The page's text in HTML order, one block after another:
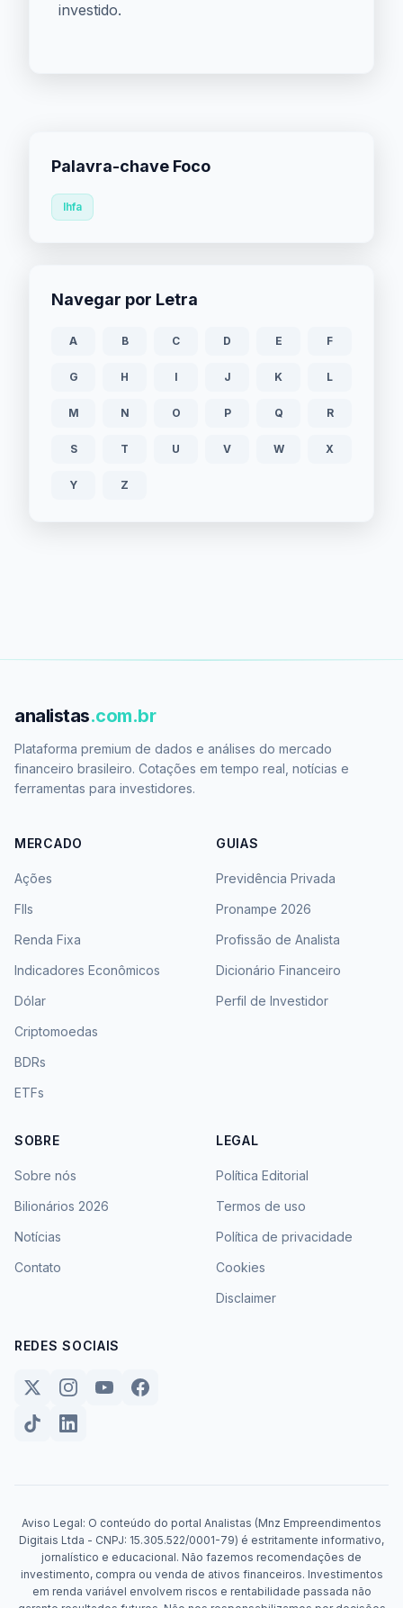
investido.
Palavra-chave Foco
Ihfa
Navegar por Letra
A B C D E F
G H I J K L
M N O P Q R
S T U V W X
Y Z
analistas.com.br
Plataforma premium de dados e análises do mercado
financeiro brasileiro. Cotações em tempo real, notícias e
ferramentas para investidores.
MERCADO
Ações
FIIs
Renda Fixa
Indicadores Econômicos
Dólar
Criptomoedas
BDRs
ETFs
GUIAS
Previdência Privada
Pronampe 2026
Profissão de Analista
Dicionário Financeiro
Perfil de Investidor
SOBRE
Sobre nós
Bilionários 2026
Notícias
Contato
LEGAL
Política Editorial
Termos de uso
Política de privacidade
Cookies
Disclaimer
REDES SOCIAIS
Aviso Legal: O conteúdo do portal Analistas (Mnz Empreendimentos
Digitais Ltda - CNPJ: 15.305.522/0001-79) é estritamente informativo,
jornalístico e educacional. Não fazemos recomendações de
investimento, compra ou venda de ativos financeiros. Investimentos
em renda variável envolvem riscos e rentabilidade passada não